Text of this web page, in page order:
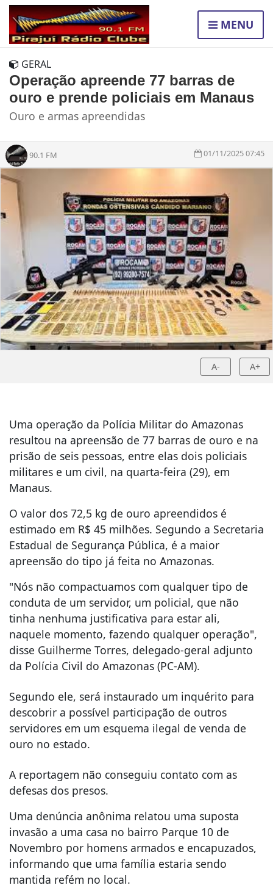
MENU
GERAL
Operação apreende 77 barras de
ouro e prende policiais em Manaus
Ouro e armas apreendidas
90.1 FM 01/11/2025 07:45
A- A+
Uma operação da Polícia Militar do Amazonas
resultou na apreensão de 77 barras de ouro e na
prisão de seis pessoas, entre elas dois policiais
militares e um civil, na quarta-feira (29), em
Manaus.
O valor dos 72,5 kg de ouro apreendidos é
estimado em R$ 45 milhões. Segundo a Secretaria
Estadual de Segurança Pública, é a maior
apreensão do tipo já feita no Amazonas.
"Nós não compactuamos com qualquer tipo de
conduta de um servidor, um policial, que não
tinha nenhuma justificativa para estar ali,
naquele momento, fazendo qualquer operação",
disse Guilherme Torres, delegado-geral adjunto
da Polícia Civil do Amazonas (PC-AM).
Segundo ele, será instaurado um inquérito para
descobrir a possível participação de outros
servidores em um esquema ilegal de venda de
ouro no estado.
A reportagem não conseguiu contato com as
defesas dos presos.
Uma denúncia anônima relatou uma suposta
invasão a uma casa no bairro Parque 10 de
Novembro por homens armados e encapuzados,
informando que uma família estaria sendo
mantida refém no local.